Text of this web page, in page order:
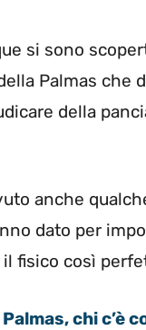
si sono
Palmas che
della
anche
dato per
fisico così
chi c’è